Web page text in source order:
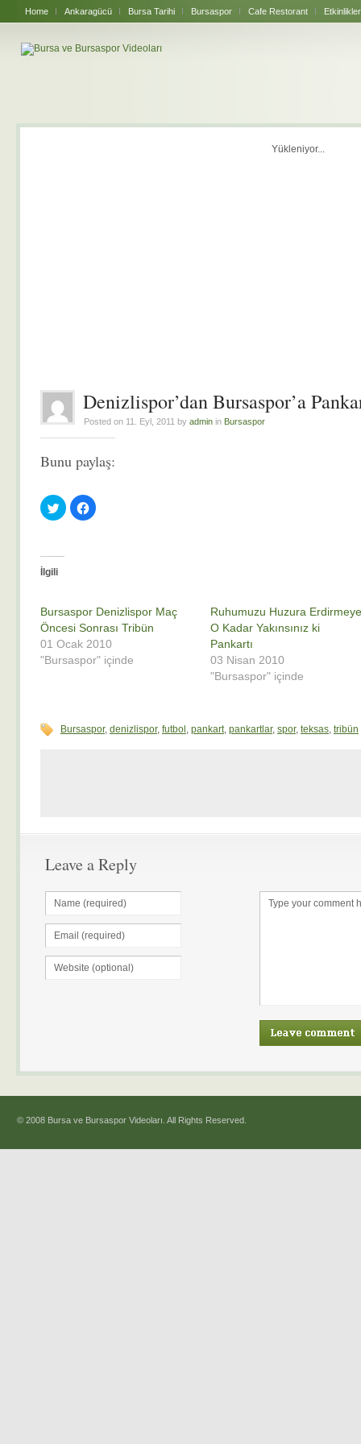
Home Ankaragücü Bursa Tarihi Bursaspor Cafe Restorant Etkinlikler
Yükleniyor...
Denizlispor’dan Bursaspor’a
Posted on 11. Eyl, 2011 by admin in Bursaspor
Bunu paylaş:
Twitter
üzerinde
paylaşmak
(Yeni
Facebook'ta
paylaşmak
İlgili
Bursaspor Denizlispor Maç
Öncesi Sonrası Tribün
01 Ocak 2010
"Bursaspor" içinde
Ruhumuzu Huzura
O Kadar Yakınsınız ki
Pankartı
03 Nisan 2010
"Bursaspor" içinde
Bursaspor, denizlispor, futbol , pankart, pankartlar, spor, teksas, tribün
Leave a Reply
© 2008 Bursa ve Bursaspor Videoları. All Rights Reserved.